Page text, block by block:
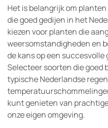
Het is belangrijk om
die goed gedijen in het
kiezen voor planten die
weersomstandigheden en
de kans op een succesvolle
Selecteer soorten die goed
typische Nederlandse
kunt genieten van
onze eigen omgeving.